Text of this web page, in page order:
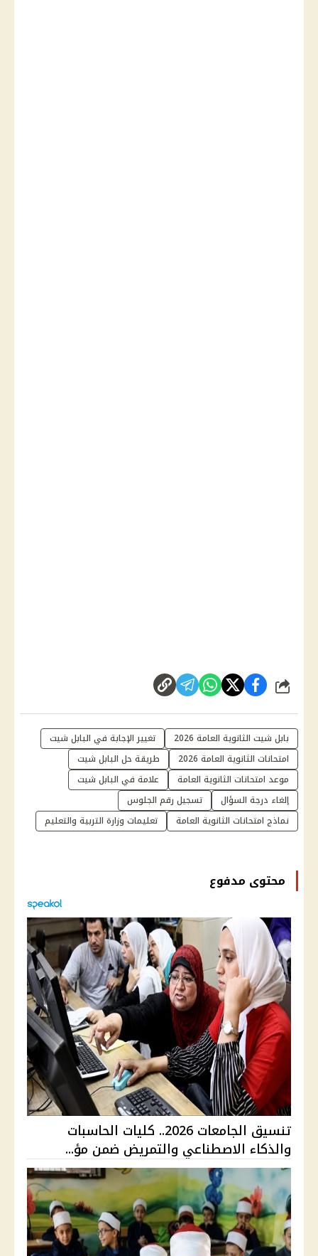
شارك
بابل شيت الثانوية العامة 2026
تغيير الإجابة في البابل شيت
امتحانات الثانوية العامة 2026
طريقة حل البابل شيت
موعد امتحانات الثانوية العامة
علامة في البابل شيت
إلغاء درجة السؤال
تسجيل رقم الجلوس
نماذج امتحانات الثانوية العامة
تعليمات وزارة التربية والتعليم
محتوى مدفوع
تنسيق الجامعات 2026.. كليات الحاسبات
والذكاء الاصطناعي والتمريض ضمن مؤ...